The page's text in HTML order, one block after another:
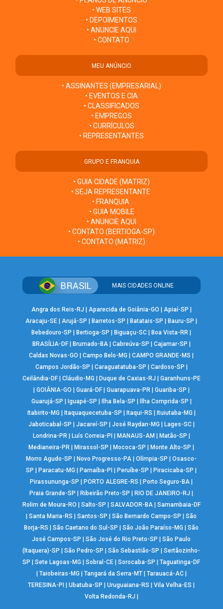
• WEB SITES
• DEPOIMENTOS
• ANUNCIE AQUI
• CONTATO
MEU ANÚNCIO
• ASSINANTES (EMPRESARIAL)
• EVENTOS E CIA
• CLASSIFICADOS
• EMPREGOS
• CURRÍCULOS
• REPRESENTANTES
GRUPO E FRANQUIA
• GUIA CIDADE (MATRIZ)
• SEJA REPRESENTANTE
• FRANQUIA
• GUIA MOBILE
• ANUNCIE AQUI
• CONTATO (BERTIOGA-SP)
• CONTATO (MATRIZ)
MAIS CIDADES ONLINE
Angra dos Reis-RJ | Aparecida de Goiânia-GO | Apiaí-SP |
Aracaju-SE | Arujá-SP |Barretos-SP |Batatais-SP |Bauru-SP |
Bebedouro-SP |Bertioga-SP |Biguaçu-SC |Boa Vista-RR |
BRASÍLIA-DF| Brumado-BA| Cabreúva-SP | Cajamar-SP |
Caldas Novas-GO |Campo Belo-MG |CAMPO GRANDE-MS |
Campos Jordão-SP | Caraguatatuba-SP | Cardoso-SP |
Ceilândia-DF| Cláudio-MG | Duque de Caxias-RJ | Garanhuns-PE
| GOIÂNIA-GO | Guará-DF| Guarapuava-PR | Guariba-SP |
Guarujá-SP | Iguapé-SP | Ilha Bela-SP | Ilha Comprida-SP |
Itabirito-MG | Itaquaquecetuba-SP | Itaqui-RS | Ituiutaba-MG |
Jaboticabal-SP | Jacareí-SP | José Raydan-MG | Lages-SC|
Londrina-PR | Luís Correia-PI | MANAUS-AM | Matão-SP |
Medianeira-PR |Mirassol-SP |Mococa-SP |Monte Alto-SP |
Morro Agudo-SP |Novo Progresso-PA |Olímpia-SP |Osasco-
SP |Paracatu-MG |Parnaíba-PI |Peruíbe-SP |Piracicaba-SP |
Pirassununga-SP |PORTO ALEGRE-RS |Porto Seguro-BA |
Praia Grande-SP |Ribeirão Preto-SP |RIO DE JANEIRO-RJ |
Rolim de Moura-RO | Salto-SP | SALVADOR-BA| Samambaia-DF
|Santa Maria-RS |Santos-SP |São Bernardo Campo-SP |São
Borja-RS |São Caetano do Sul-SP |São João Paraíso-MG |São
José Campos-SP |São José do Rio Preto-SP |São Paulo
(Itaquera)-SP |São Pedro-SP |São Sebastião-SP |Sertãozinho-
SP |Sete Lagoas-MG |Sobral-CE |Sorocaba-SP |Taguatinga-DF
| Taiobeiras-MG | Tangará da Serra-MT| Tarauacá-AC|
TERESINA-PI |Ubatuba-SP |Uruguaiana-RS |Vila Velha-ES |
Volta Redonda-RJ |